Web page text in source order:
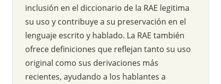
inclusión en el diccionario de la RAE legitima
su uso y contribuye a su preservación en el
lenguaje escrito y hablado. La RAE también
ofrece definiciones que reflejan tanto su uso
original como sus derivaciones más
recientes, ayudando a los hablantes a